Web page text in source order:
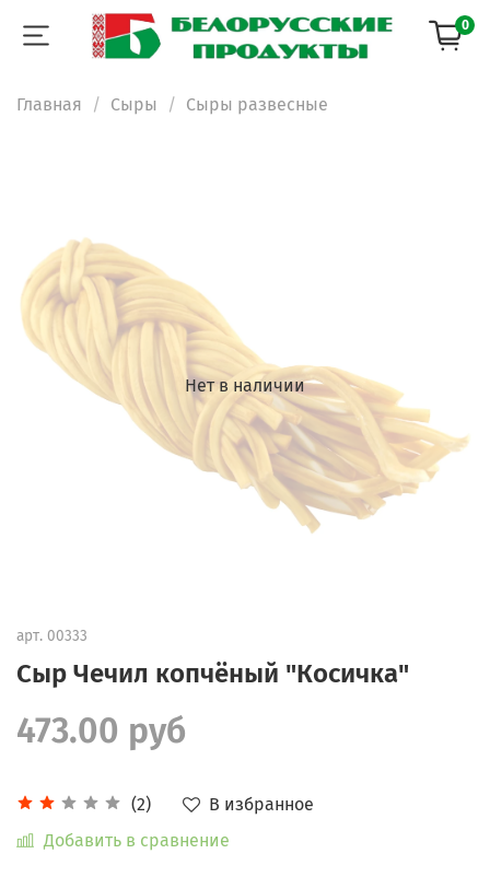
0
Главная Сыры Сыры развесные
Нет в наличии
арт. 00333
Сыр Чечил копчёный "Косичка"
(2)
В избранное
Добавить в сравнение
473.00 руб